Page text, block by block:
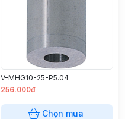
V-MHG10-25-P5.04
256.000đ
Chọn mua